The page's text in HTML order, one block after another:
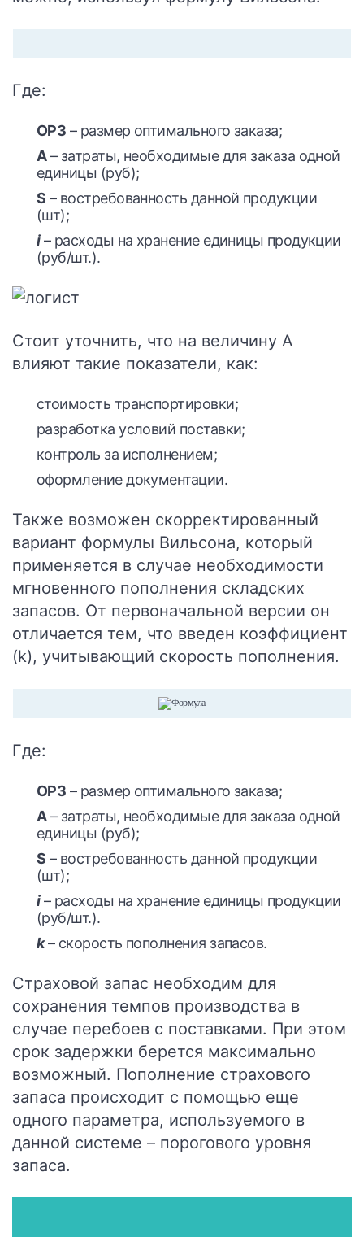
Где:
ОРЗ – размер оптимального заказа;
А– затраты, необходимые для заказа одной
единицы (руб);
S – востребованность данной продукции
(шт);
i– расходы на хранение единицы продукции
(руб/шт.).
Стоит уточнить, что на величину А
влияют такие показатели, как:
стоимость транспортировки;
разработка условий поставки;
контроль за исполнением;
оформление документации.
Также возможен скорректированный
вариант формулы Вильсона, который
применяется в случае необходимости
мгновенного пополнения складских
запасов. От первоначальной версии он
отличается тем, что введен коэффициент
(k), учитывающий скорость пополнения.
Где:
ОРЗ – размер оптимального заказа;
А– затраты, необходимые для заказа одной
единицы (руб);
S – востребованность данной продукции
(шт);
i– расходы на хранение единицы продукции
(руб/шт.).
k– скорость пополнения запасов.
Страховой запас необходим для
сохранения темпов производства в
случае перебоев с поставками. При этом
срок задержки берется максимально
возможный. Пополнение страхового
запаса происходит с помощью еще
одного параметра, используемого в
данной системе – порогового уровня
запаса.